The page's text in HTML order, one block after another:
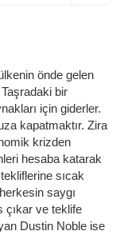
önde gelen
bir
için giderler.
kapatmaktır. Zira
krizden
hesaba katarak
sıcak
saygı
çıkar ve teklife
Dustin Noble ise